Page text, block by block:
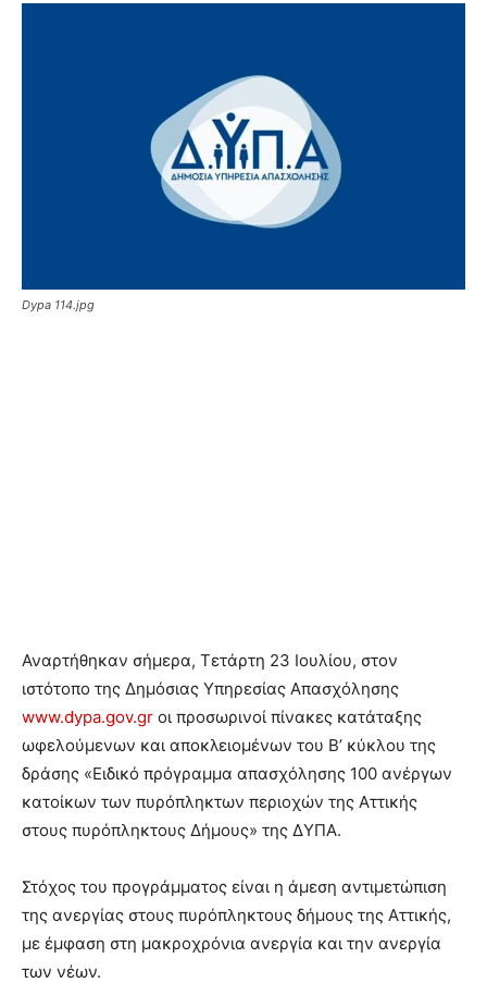
Dypa 114.jpg
Αναρτήθηκαν σήμερα, Τετάρτη 23 Ιουλίου, στον
ιστότοπο της Δημόσιας Υπηρεσίας Απασχόλησης
www.dypa.gov.gr οι προσωρινοί πίνακες κατάταξης
ωφελούμενων και αποκλειομένων του Β’ κύκλου της
δράσης «Ειδικό πρόγραμμα απασχόλησης 100 ανέργων
κατοίκων των πυρόπληκτων περιοχών της Αττικής
στους πυρόπληκτους Δήμους» της ΔΥΠΑ.
Στόχος του προγράμματος είναι η άμεση αντιμετώπιση
της ανεργίας στους πυρόπληκτους δήμους της Αττικής,
με έμφαση στη μακροχρόνια ανεργία και την ανεργία
των νέων.